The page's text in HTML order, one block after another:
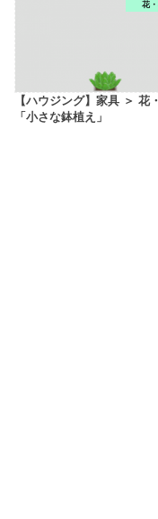
花
【ハウジング】家具 ＞ 花
「小さな鉢植え」